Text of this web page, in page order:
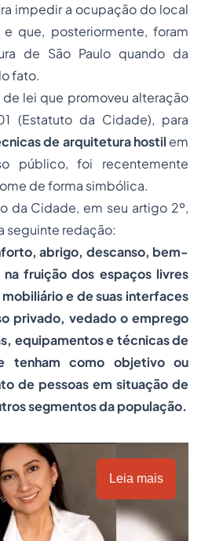
impedir a ocupação do local
que, posteriormente, foram
de São Paulo quando da
fato.
lei que promoveu alteração
(Estatuto da Cidade), para
de arquitetura hostil em
público, foi recentemente
de forma simbólica.
da Cidade, em seu artigo 2º,
seguinte redação:
abrigo, descanso, bem-
fruição dos espaços livres
e de suas interfaces
privado, vedado o emprego
equipamentos e técnicas de
tenham como objetivo ou
de pessoas em situação de
segmentos da população.
Leia mais